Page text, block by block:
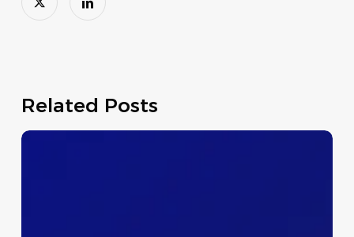
Related Posts
Dispensa